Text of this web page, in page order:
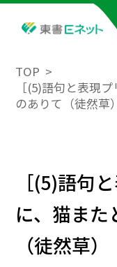
TOP
［(5)語句と表現
のありて（徒然草）
［(5)語句
に、猫また
（徒然草）